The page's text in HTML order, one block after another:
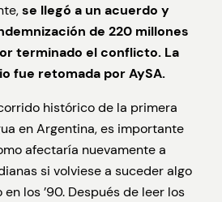
se llegó a un acuerdo y
de 220 millones
terminado el conflicto. La
fue retomada por AySA.
histórico de la primera
en Argentina, es importante
afectaría nuevamente a
si volviese a suceder algo
los ’90. Después de leer los